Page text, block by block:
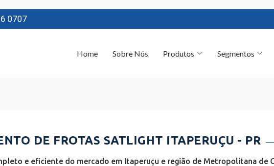
0707
DE FROTAS SATLIGHT ITAPERUÇU - PR
e eficiente do mercado em Itaperuçu e região de Metropolitana de